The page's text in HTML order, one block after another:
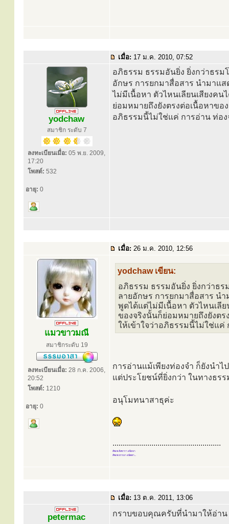
เมื่อ: 17 ม.ค. 2010, 07:52
yodchaw
สมาชิก ระดับ 7
ลงทะเบียนเมื่อ: 05 พ.ย. 2009,
17:20
โพสต์: 532
อายุ: 0
อภิธรรม ธรรมอันยิ่ง ยิ่งกว่าธร
อักษร การยกมาสื่อสาร นำมาแ
ไม่มีเนื้อหา ตัวไหนเลียนเสียงค
ย่อมหมายถึงยังตรงต่อเนื้อหาขอ
อภิธรรมนี้ไม่ใช่แค่ การอ่าน ท่อง
เมื่อ: 26 ม.ค. 2010, 12:56
แมวขาวมณี
สมาชิกระดับ 19
ลงทะเบียนเมื่อ: 28 ก.ค. 2006,
20:52
โพสต์: 1210
อายุ: 0
yodchaw เขียน:
อภิธรรม ธรรมอันยิ่ง ยิ่งกว่าธ
ลายอักษร การยกมาสื่อสาร น
พูดได้แต่ไม่มีเนื้อหา ตัวไหนเลี
ของจริงนั้นก็ย่อมหมายถึงยังตร
ให้เข้าใจว่าอภิธรรมนี้ไม่ใช่แค่
การอ่านแม้เพียงท่องจำ ก็ยังนำ
แต่ประโยชน์ที่ยิ่งกว่า ในทางธร
อนุโมทนาสาธุค่ะ
.....................................................
สัพเพ สังขารา อนิจจา
สัพเพ ธรรมา อนัตตา...
เมื่อ: 13 ต.ค. 2011, 13:06
petermac กราบขอบคุณครับที่นำมาให้อ่า